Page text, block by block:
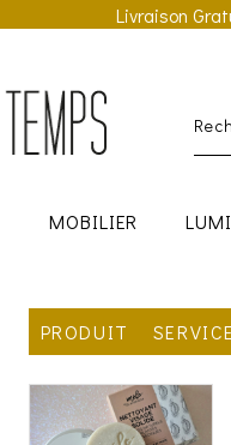
Livraison
MOBILIER
PRODUIT SERVICE